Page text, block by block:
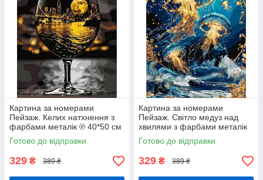
Картина за номерами
Пейзаж. Келих натхнення з
фарбами металік ℗ 40*50 см
Орігамі LW 3500
Готово до відправки
329 ₴ 389 ₴
Картина за номерами
Пейзаж. Світло медуз над
хвилями з фарбами металік
© 40*50 см Орігамі LW 2173-
01
Готово до відправки
329 ₴ 389 ₴